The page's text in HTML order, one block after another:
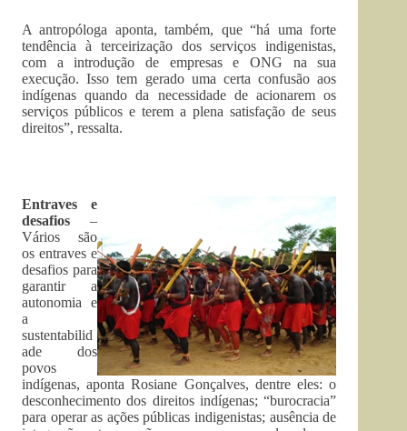
A antropóloga aponta, também, que “há uma forte
tendência à terceirização dos serviços indigenistas,
com a introdução de empresas e ONG na sua
execução. Isso tem gerado uma certa confusão aos
indígenas quando da necessidade de acionarem os
serviços públicos e terem a plena satisfação de seus
direitos”, ressalta.
Entraves e
desafios –
Vários são
os entraves e
desafios para
garantir a
autonomia e
a
sustentabilid
ade dos
povos
indígenas, aponta Rosiane Gonçalves, dentre eles: o
desconhecimento dos direitos indígenas; “burocracia”
para operar as ações públicas indigenistas; ausência de